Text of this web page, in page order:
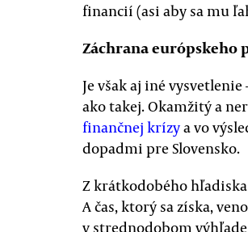
financií (asi aby sa mu
Záchrana európskeho
Je však aj iné
ako takej. Okamžitý a
finančnej krízya vo
dopadmi pre Slovensko.
Z krátkodobého
A čas, ktorý sa získa,
v strednodobom